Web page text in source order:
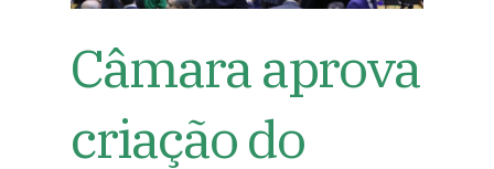
Câmara aprova
criação do